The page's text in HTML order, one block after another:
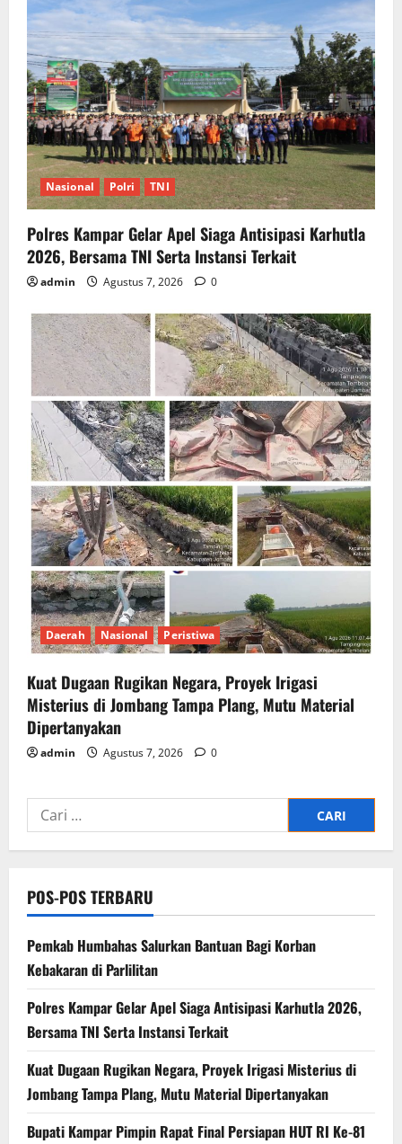
Nasional Polri TNI
Polres Kampar Gelar Apel Siaga Antisipasi Karhutla
2026, Bersama TNI Serta Instansi Terkait
admin Agustus 7, 2026 0
Daerah Nasional Peristiwa
Kuat Dugaan Rugikan Negara, ​Proyek Irigasi
Misterius di Jombang Tampa Plang, Mutu Material
Dipertanyakan
admin Agustus 7, 2026 0
Cari
untuk:
POS-POS TERBARU
Pemkab Humbahas Salurkan Bantuan Bagi Korban
Kebakaran di Parlilitan
Polres Kampar Gelar Apel Siaga Antisipasi Karhutla 2026,
Bersama TNI Serta Instansi Terkait
Kuat Dugaan Rugikan Negara, ​Proyek Irigasi Misterius di
Jombang Tampa Plang, Mutu Material Dipertanyakan
Bupati Kampar Pimpin Rapat Final Persiapan HUT RI Ke-81